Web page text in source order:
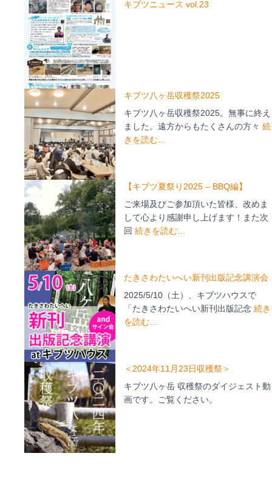
キブツニュース vol.23
キブツ八ヶ岳収穫祭2025
キブツ八ヶ岳収穫祭2025。無事に終え
ました。遠方からもたくさんの方々 続
きを読む…
【キブツ夏祭り2025 – BBQ編】
ご来場及びご参加頂いた皆様、改めま
して心より感謝申し上げます！また次
回 続きを読む…
たきさわたいへい新刊出版記念講演会
2025/5/10（土）、キブツハウスで
「たきさわたいへい新刊出版記念 続き
を読む…
＜2024年11月23日収穫祭＞
キブツ八ヶ岳 収穫祭のダイジェスト動
画です。ご覧ください。